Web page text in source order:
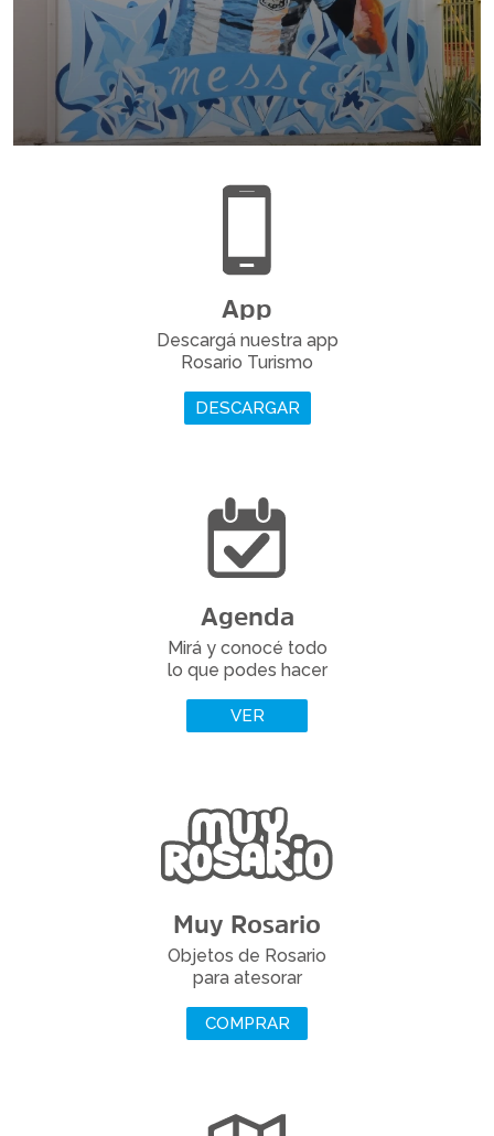
Rosario es la Capital del Helado Artesanal y te invitamos
a disfrutar los sabores imperdibles rosarinos.
LEER MÁS
En tu paso por la ciudad conocé los lugares que
marcaron la vida del crack rosarino, campeón del mundo.
App
Descargá nuestra app
Rosario Turismo
DESCARGAR
Agenda
Mirá y conocé todo
lo que podes hacer
VER
Muy Rosario
Objetos de Rosario
para atesorar
COMPRAR